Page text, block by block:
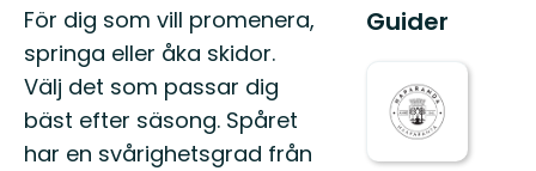
Beskrivning
För dig som vill promenera,
springa eller åka skidor.
Välj det som passar dig
bäst efter säsong. Spåret
har en svårighetsgrad från
Guider